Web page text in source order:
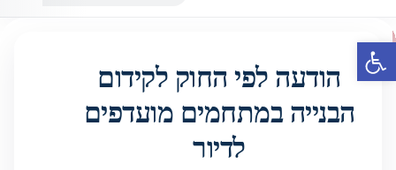
פתח סרגל נגישות
הודעה לפי החוק לקידום
הבנייה במתחמים מועדפים
לדיור